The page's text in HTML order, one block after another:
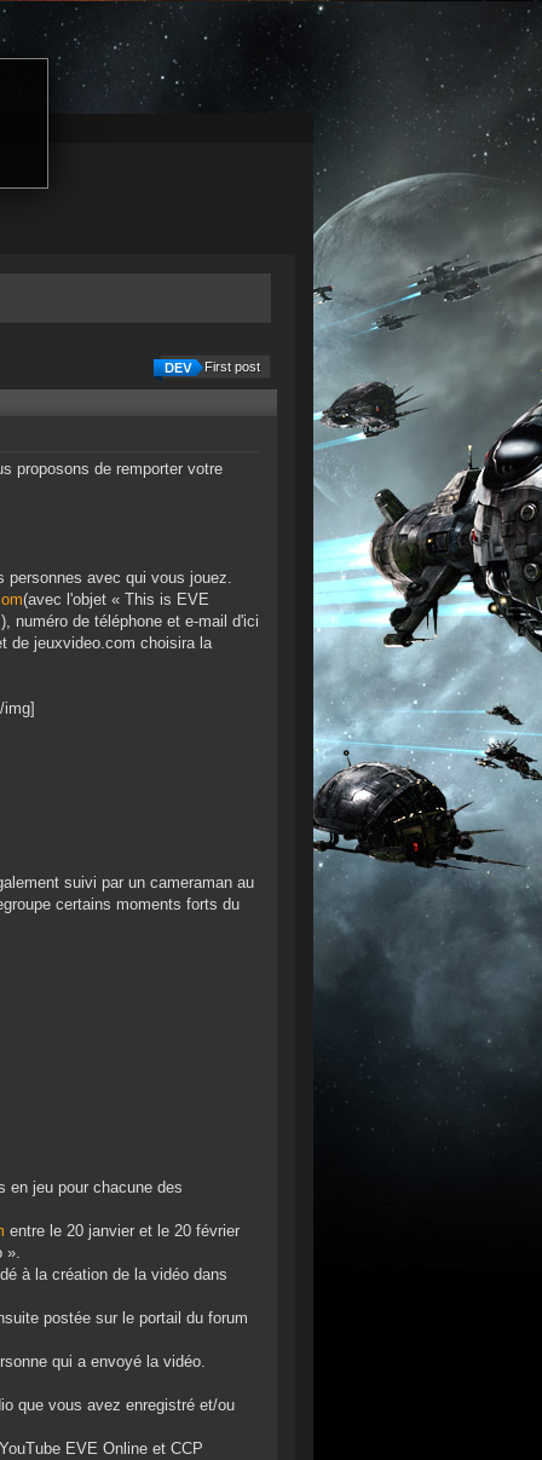
First post
proposons de remporter votre
personnes avec qui vous jouez.
(avec l'objet « This is EVE
numéro de téléphone et e-mail d'ici
de jeuxvideo.com choisira la
suivi par un cameraman au
certains moments forts du
en jeu pour chacune des
entre le 20 janvier et le 20 février
».
à la création de la vidéo dans
postée sur le portail du forum
qui a envoyé la vidéo.
que vous avez enregistré et/ou
EVE Online et CCP